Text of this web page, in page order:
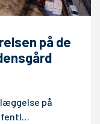
på de
på